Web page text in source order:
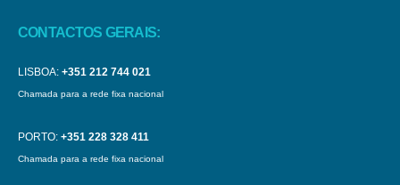
CONTACTOS GERAIS:
LISBOA: +351 212 744 021
Chamada para a rede fixa nacional
PORTO: +351 228 328 411
Chamada para a rede fixa nacional